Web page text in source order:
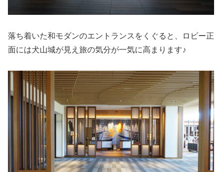
落ち着いた和モダンのエントランスをくぐると、ロビー正
面には犬山城が見え旅の気分が一気に高まります♪